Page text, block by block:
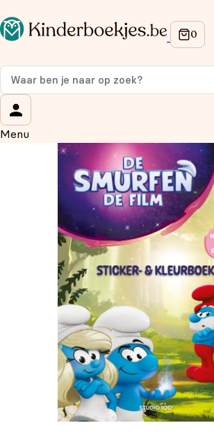
Menu
Op de hoogte blijven van onze acties?
Meld je aan voor onze nieuwsbrief en
korting
Wat is je voornaam?
Wat is je e-mailadres?*
Aanmelden
We gebruiken je gegevens om
overeenstemming met ons